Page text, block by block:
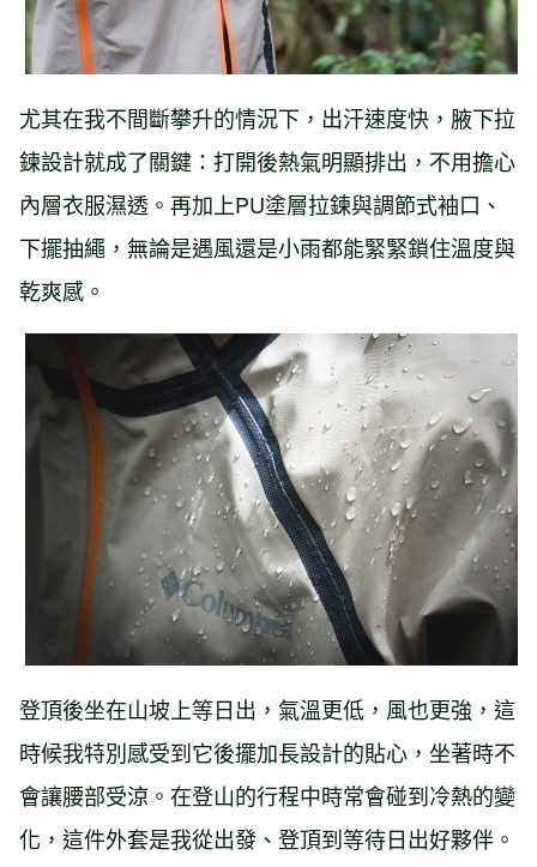
尤其在我不間斷攀升的情況下，出汗速度快，腋下拉
鍊設計就成了關鍵：打開後熱氣明顯排出，不用擔心
內層衣服濕透。再加上PU塗層拉鍊與調節式袖口、
下擺抽繩，無論是遇風還是小雨都能緊緊鎖住溫度與
乾爽感。
登頂後坐在山坡上等日出，氣溫更低，風也更強，這
時候我特別感受到它後擺加長設計的貼心，坐著時不
會讓腰部受涼。在登山的行程中時常會碰到冷熱的變
化，這件外套是我從出發、登頂到等待日出好夥伴。